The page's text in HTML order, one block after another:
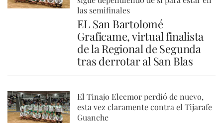
las semifinales
EL San Bartolomé
Graficame, virtual finalista
de la Regional de Segunda
tras derrotar al San Blas
El Tinajo Elecmor perdió de nuevo,
esta vez claramente contra el Tijarafe
Guanche